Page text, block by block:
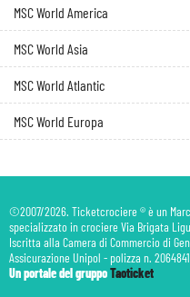
MSC World America
MSC World Asia
MSC World Atlantic
MSC World Europa
©2007/2026. Ticketcrociere ® è un
specializzato in crociere Via Brigata
Iscritta alla Camera di Commercio di
Assicurazione Unipol - polizza n.
Un portale del gruppoTaoticket